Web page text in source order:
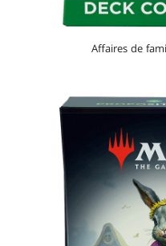
Affaires de